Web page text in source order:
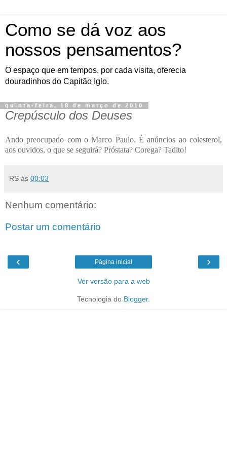
Como se dá voz aos
nossos pensamentos?
O espaço que em tempos, por cada visita, oferecia
douradinhos do Capitão Iglo.
quinta-feira, 18 de março de 2010
Crepúsculo dos Deuses
Ando preocupado com o Marco Paulo. É anúncios ao colesterol,
aos ouvidos, o que se seguirá? Próstata? Corega? Tadito!
RS às 00:03
Nenhum comentário:
Postar um comentário
‹ ›
Página inicial
Ver versão para a web
Tecnologia do Blogger.